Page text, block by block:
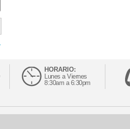
HORARIO:
Lunes a Viernes
8:30am a 6:30pm